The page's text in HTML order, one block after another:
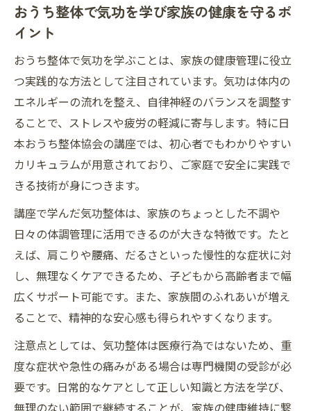
おうち整体で気功を学び家族の健康を守るポ
イント
おうち整体で気功を学ぶことは、家族の健康管理に役立
つ実践的な方法として注目されています。気功は体内の
エネルギーの流れを整え、自律神経のバランスを調整す
ることで、ストレスや疲労の軽減に寄与します。特に日
本おうち整体協会の講座では、初心者でもわかりやすい
カリキュラムが用意されており、ご家庭で安全に実践で
きる技術が身につきます。
講座で学んだ気功整体は、家族のちょっとした不調や
日々の体調管理に活用できるのが大きな特徴です。たと
えば、肩こりや腰痛、だるさといった慢性的な症状に対
し、無理なくケアできるため、子どもから高齢者まで幅
広くサポート可能です。また、家族間のふれあいが増え
ることで、精神的な安心感も得られやすくなります。
注意点としては、気功整体は医療行為ではないため、重
度な症状や急性の痛みがある場合は専門機関の受診が必
要です。日常的なケアとして正しい知識と方法を学び、
無理のない範囲で継続することが、家族の健康維持に繋